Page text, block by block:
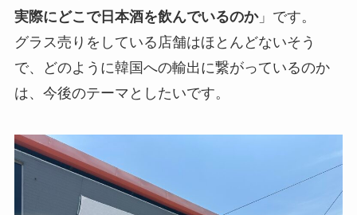
実際にどこで日本酒を飲んでいるのか」です。
グラス売りをしている店舗はほとんどないそう
で、どのように韓国への輸出に繋がっているのか
は、今後のテーマとしたいです。